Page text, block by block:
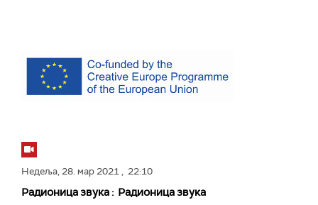
Недеља,28. мар 2021, 22:10
Радионица звука : Радионица звука